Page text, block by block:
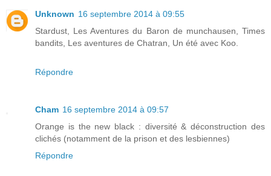
Unknown 16 septembre 2014 à 09:55
Stardust, Les Aventures du Baron de munchausen, Times
bandits, Les aventures de Chatran, Un été avec Koo.
Répondre
Cham 16 septembre 2014 à 09:57
Orange is the new black : diversité & déconstruction des
clichés (notamment de la prison et des lesbiennes)
Répondre